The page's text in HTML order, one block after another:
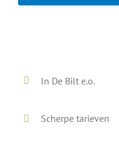
In De Bilt e.o.
Scherpe tarieven